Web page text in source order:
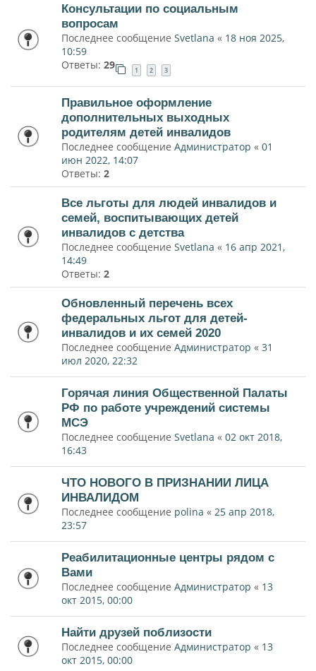
Консультации по социальным
вопросам
Последнее сообщение Svetlana « 18 ноя 2025,
10:59
Ответы: 29 1 2 3
Правильное оформление
дополнительных выходных
родителям детей инвалидов
Последнее сообщение Администратор « 01
июн 2022, 14:07
Ответы: 2
Все льготы для людей инвалидов и
семей, воспитывающих детей
инвалидов с детства
Последнее сообщение Svetlana « 16 апр 2021,
14:49
Ответы: 2
Обновленный перечень всех
федеральных льгот для детей-
инвалидов и их семей 2020
Последнее сообщение Администратор « 31
июл 2020, 22:32
Горячая линия Общественной Палаты
РФ по работе учреждений системы
МСЭ
Последнее сообщение Svetlana « 02 окт 2018,
16:43
ЧТО НОВОГО В ПРИЗНАНИИ ЛИЦА
ИНВАЛИДОМ
Последнее сообщение polina « 25 апр 2018,
23:57
Реабилитационные центры рядом с
Вами
Последнее сообщение Администратор « 13
окт 2015, 00:00
Найти друзей поблизости
Последнее сообщение Администратор « 13
окт 2015, 00:00